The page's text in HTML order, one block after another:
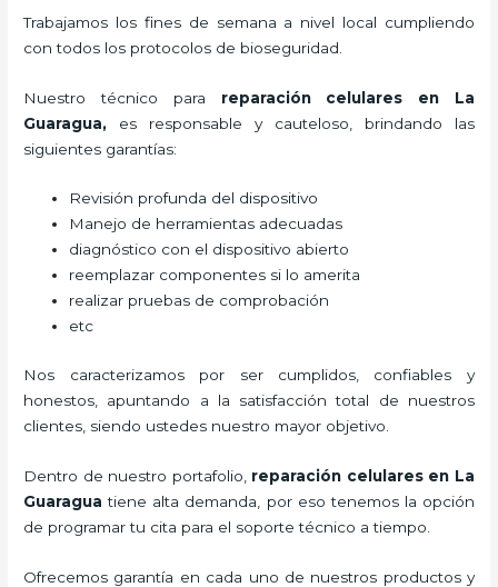
Trabajamos los fines de semana a nivel local cumpliendo
con todos los protocolos de bioseguridad.
Nuestro técnico para reparación celulares
en La
Guaragua, es responsable y cauteloso, brindando las
siguientes garantías:
Revisión profunda del dispositivo
Manejo de herramientas adecuadas
diagnóstico con el dispositivo abierto
reemplazar componentes si lo amerita
realizar pruebas de comprobación
etc
Nos caracterizamos por ser cumplidos, confiables y
honestos, apuntando a la satisfacción total de nuestros
clientes, siendo ustedes nuestro mayor objetivo.
Dentro de nuestro portafolio, reparación celulares en La
Guaragua tiene alta demanda, por eso tenemos la opción
de programar tu cita para el soporte técnico a tiempo.
Ofrecemos garantía en cada uno de nuestros productos y